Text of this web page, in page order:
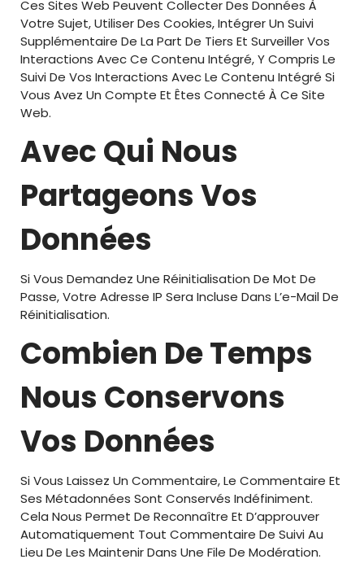
Ces Sites Web Peuvent Collecter Des Données À
Votre Sujet, Utiliser Des Cookies, Intégrer Un Suivi
Supplémentaire De La Part De Tiers Et Surveiller Vos
Interactions Avec Ce Contenu Intégré, Y Compris Le
Suivi De Vos Interactions Avec Le Contenu Intégré Si
Vous Avez Un Compte Et Êtes Connecté À Ce Site
Web.
Avec Qui Nous
Partageons Vos
Données
Si Vous Demandez Une Réinitialisation De Mot De
Passe, Votre Adresse IP Sera Incluse Dans L’e-Mail De
Réinitialisation.
Combien De Temps
Nous Conservons
Vos Données
Si Vous Laissez Un Commentaire, Le Commentaire Et
Ses Métadonnées Sont Conservés Indéfiniment.
Cela Nous Permet De Reconnaître Et D’approuver
Automatiquement Tout Commentaire De Suivi Au
Lieu De Les Maintenir Dans Une File De Modération.